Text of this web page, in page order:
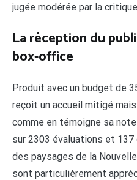
jugée modérée par la
La réception du
box-office
Produit avec un budget de
reçoit un accueil mitigé
comme en témoigne sa
sur 2303 évaluations et
des paysages de la
sont particulièrement